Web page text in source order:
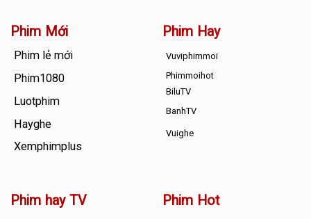
Phim Mới
Phim lẻ mới
Phim1080
Luotphim
Hayghe
Xemphimplus
Phim Hay
Vuviphimmoi
Phimmoihot
BiluTV
BanhTV
Vuighe
Phim hay TV Phim Hot